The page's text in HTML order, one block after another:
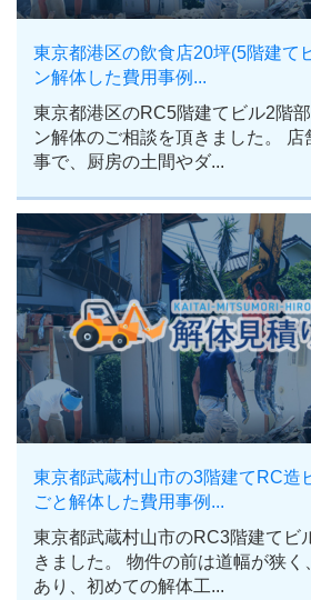
東京都港区の飲食店20坪(5階建て
ン解体した費用事例...
東京都港区のRC5階建てビル2階
ン解体のご相談を頂きました。 店
事で、厨房の土間やダ...
東京都武蔵村山市の3階建てRC造
ごと解体した費用事例...
東京都武蔵村山市のRC3階建てビ
きました。 物件の前は道幅が狭く
あり、初めての解体工...